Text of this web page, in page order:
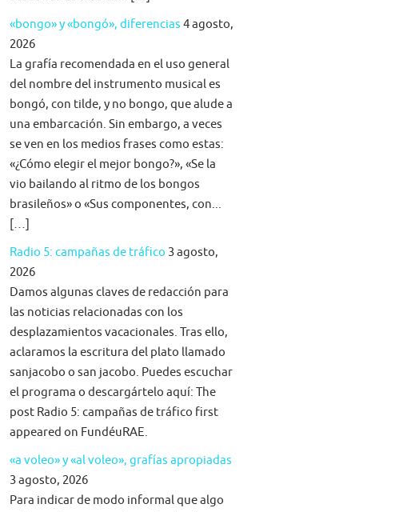
«bongo» y «bongó», diferencias 4 agosto,
2026
La grafía recomendada en el uso general
del nombre del instrumento musical es
bongó, con tilde, y no bongo, que alude a
una embarcación. Sin embargo, a veces
se ven en los medios frases como estas:
«¿Cómo elegir el mejor bongo?», «Se la
vio bailando al ritmo de los bongos
brasileños» o «Sus componentes, con...
[…]
Radio 5: campañas de tráfico 3 agosto,
2026
Damos algunas claves de redacción para
las noticias relacionadas con los
desplazamientos vacacionales. Tras ello,
aclaramos la escritura del plato llamado
sanjacobo o san jacobo. Puedes escuchar
el programa o descargártelo aquí: The
post Radio 5: campañas de tráfico first
appeared on FundéuRAE.
«a voleo» y «al voleo», grafías apropiadas
3 agosto, 2026
Para indicar de modo informal que algo